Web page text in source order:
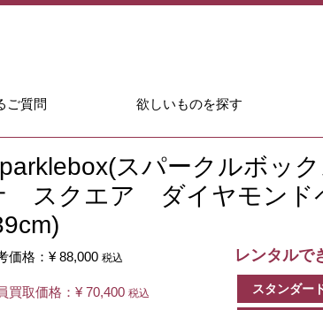
ご質問 欲しいものを探す
スパークルボッ
スクエア ダイヤモンド
価格： ¥ 88,000 税込
買取価格： ¥ 70,400 税込
レンタルで
スタンダー